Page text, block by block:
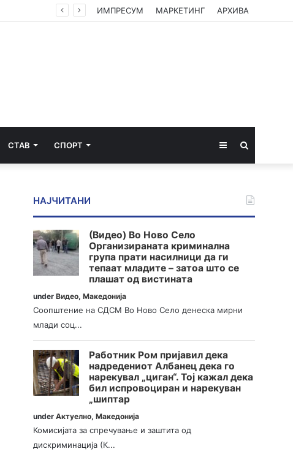
ИМПРЕСУМ МАРКЕТИНГ АРХИВА
СТАВ СПОРТ Sidebar
НАЈЧИТАНИ
(Видео) Во Ново Село
Организираната криминална
група прати насилници да ги
тепаат младите – затоа што се
плашат од вистината
underВидео,Македонија
Соопштение на СДСМ Во Ново Село денеска мирни
млади соц...
Работник Ром пријавил дека
надредениот Албанец дека го
нарекувал „циган“. Тој кажал дека
бил испровоциран и нарекуван
„шиптар
underАктуелно,Македонија
Комисијата за спречување и заштита од
дискриминација (К...